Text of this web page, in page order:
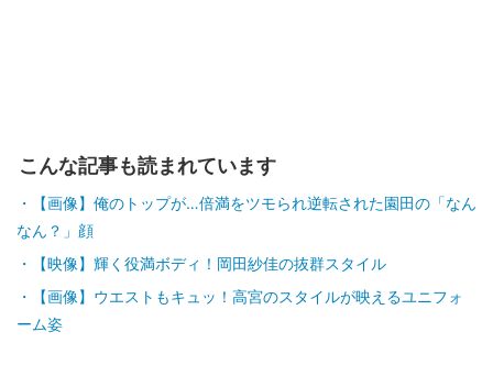
こんな記事も読まれています
【画像】俺のトップが…倍満をツモられ逆転された園田の「なん
なん？」顔
【映像】輝く役満ボディ！岡田紗佳の抜群スタイル
【画像】ウエストもキュッ！高宮のスタイルが映えるユニフォ
ーム姿